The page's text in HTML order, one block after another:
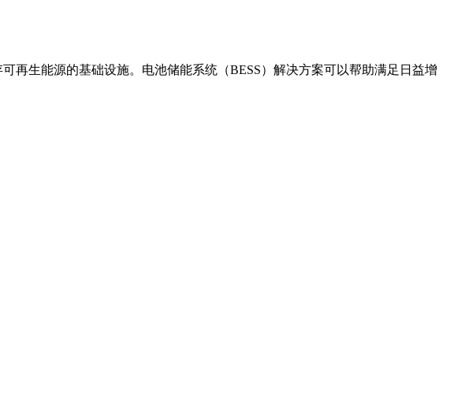
再生能源的基础设施。电池储能系统（BESS）解决方案可以帮助满足日益增